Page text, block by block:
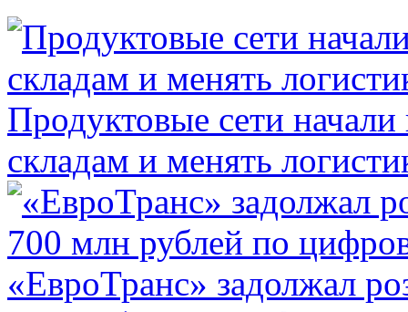
Продуктовые сети начали
складам и менять
«ЕвроТранс» задолжал